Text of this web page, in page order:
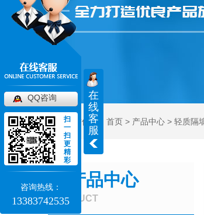
当前位置： 首页 > 产品中心 > 轻质隔
产品中心
PRODUCT
在
线
客
服
QQ咨询
扫
一
扫
更
精
彩
咨询热线：
13383742535